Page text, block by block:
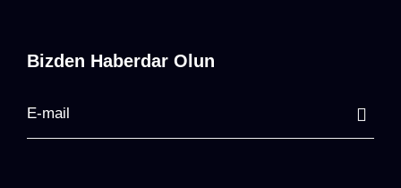
Bizden Haberdar Olun